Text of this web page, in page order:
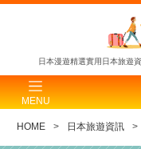
日本漫遊精選實用日本旅遊
MENU
HOME 日本旅遊資訊